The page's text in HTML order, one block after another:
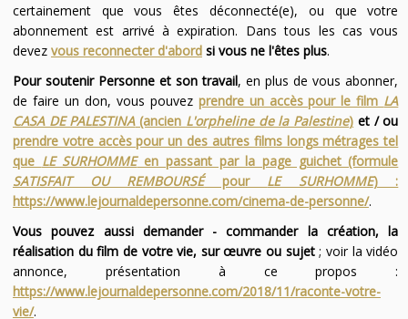
certainement que vous êtes déconnecté(e), ou que votre
abonnement est arrivé à expiration. Dans tous les cas vous
devez vous reconnecter d'abordsi vous ne l'êtes plus.
Pour soutenir Personne et son travail, en plus de vous abonner,
de faire un don, vous pouvez prendre un accès pour le film LA
CASA DE PALESTINA(ancien L'orpheline de la Palestine) et / ou
prendre votre accès pour un des autres films longs métrages tel
que LE SURHOMMEen passant par la page guichet (formule
SATISFAIT OU REMBOURSÉpour LE SURHOMME) :
https://www.lejournaldepersonne.com/cinema-de-personne/.
Vous pouvez aussi demander - commander la création, la
réalisation du film de votre vie, sur œuvre ou sujet; voir la vidéo
annonce, présentation à ce propos :
https://www.lejournaldepersonne.com/2018/11/raconte-votre-
vie/.